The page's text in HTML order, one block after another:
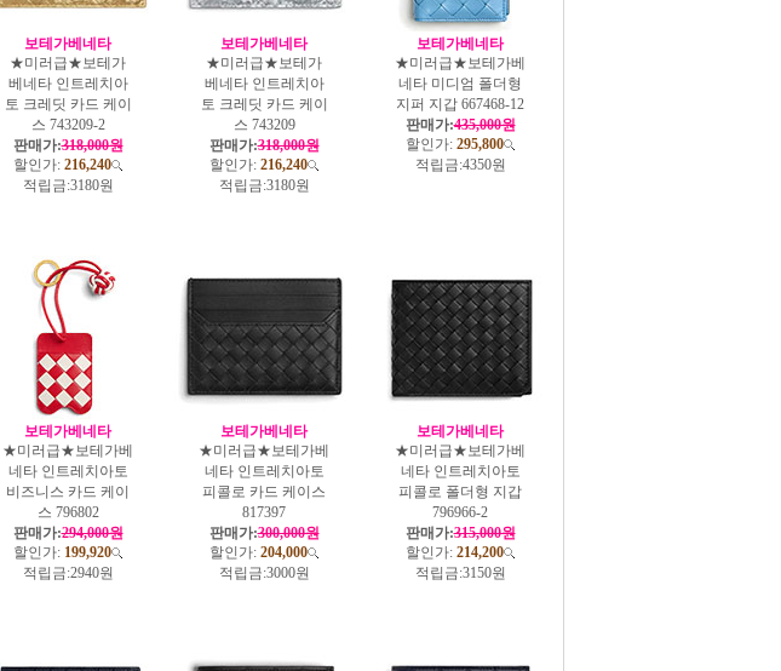
보테가베네타
★미러급★보테가
베네타 인트레치아
토 크레딧 카드 케이
스 743209-2
판매가:318,000원
할인가: 216,240
적립금:3180원
보테가베네타
★미러급★보테가
베네타 인트레치아
토 크레딧 카드 케이
스 743209
판매가:318,000원
할인가: 216,240
적립금:3180원
보테가베네타
★미러급★보테가베
네타 미디엄 폴더형
지퍼 지갑 667468-12
판매가:435,000원
할인가: 295,800
적립금:4350원
보테가베네타
★미러급★보테가베
네타 인트레치아토
비즈니스 카드 케이
스 796802
판매가:294,000원
할인가: 199,920
적립금:2940원
보테가베네타
★미러급★보테가베
네타 인트레치아토
피콜로 카드 케이스
817397
판매가:300,000원
할인가: 204,000
적립금:3000원
보테가베네타
★미러급★보테가베
네타 인트레치아토
피콜로 폴더형 지갑
796966-2
판매가:315,000원
할인가: 214,200
적립금:3150원